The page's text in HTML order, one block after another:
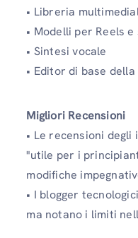
• Libreria
• Modelli per Reels
• Sintesi vocale
• Editor di base
Migliori Recensioni
• Le recensioni
"utile per i
modifiche
• I blogger
ma notano i limiti